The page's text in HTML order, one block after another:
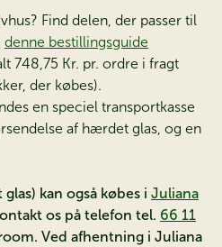
Find delen, der passer til
denne bestillingsguide
748,75 Kr. pr. ordre i fragt
der købes).
en speciel transportkasse
af hærdet glas, og en
kan også købes i Juliana
os på telefon tel. 66 11
Ved afhentning i Juliana